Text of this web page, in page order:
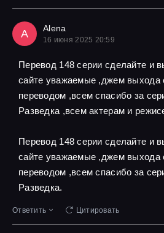
A Alena
16 июня 2025 20:59
Перевод 148 серии сделайте и
сайте уважаемые ,джем выхода
переводом ,всем спасибо за
Разведка ,всем актерам и
Перевод 148 серии сделайте и
сайте уважаемые ,джем выхода
переводом ,всем спасибо за
Разведка.
Ответить Цитировать